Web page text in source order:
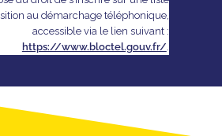
au démarchage téléphonique,
accessible via le lien suivant :
https://www.bloctel.gouv.fr/.